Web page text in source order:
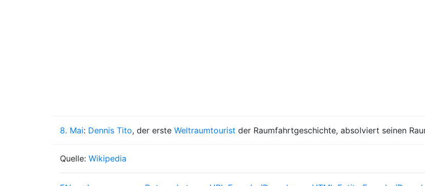
8. Mai: Dennis Tito, der erste Weltraumtourist der Raumfahrtgeschichte, absolviert seinen
Quelle: Wikipedia